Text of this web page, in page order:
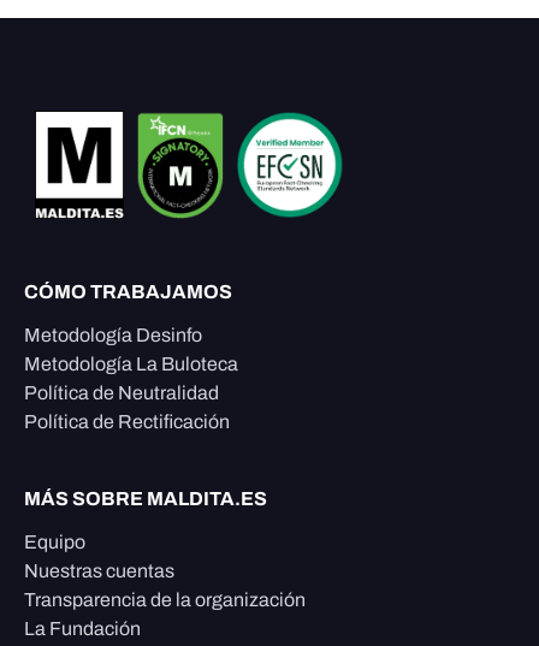
CÓMO TRABAJAMOS
Metodología Desinfo
Metodología La Buloteca
Política de Neutralidad
Política de Rectificación
MÁS SOBRE MALDITA.ES
Equipo
Nuestras cuentas
Transparencia de la organización
La Fundación